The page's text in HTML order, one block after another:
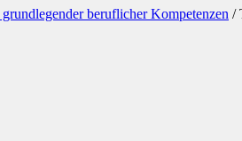
beruflicher Kompetenzen /